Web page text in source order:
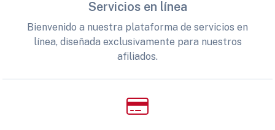
Servicios en línea
Bienvenido a nuestra plataforma de servicios en
línea, diseñada exclusivamente para nuestros
afiliados.